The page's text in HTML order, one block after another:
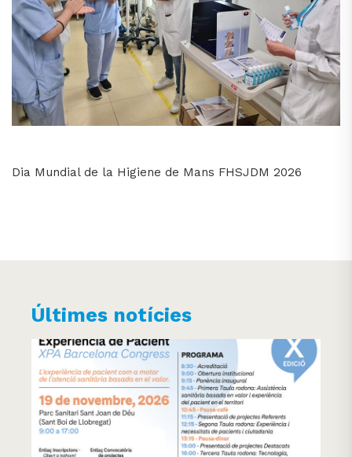
Dia Mundial de la Higiene de Mans FHSJDM 2026
Últimes notícies